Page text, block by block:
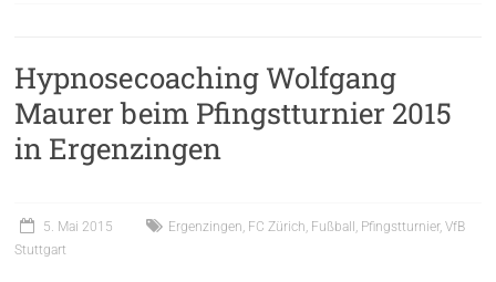
Hypnosecoaching Wolfgang
Maurer beim Pfingstturnier 2015
in Ergenzingen
5. Mai 2015 Ergenzingen, FC Zürich, Fußball , Pfingstturnier,VfB
Stuttgart